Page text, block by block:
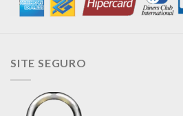
SITE SEGURO